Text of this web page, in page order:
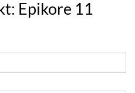
Epikore 11